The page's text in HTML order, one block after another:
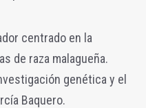
centrado en la
de raza malagueña.
genética y el
Baquero.